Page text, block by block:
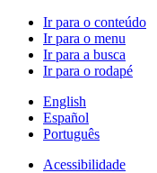
Ir para o conteúdo
Ir para o menu
Ir para a busca
Ir para o rodapé
English
Español
Português
Acessibilidade